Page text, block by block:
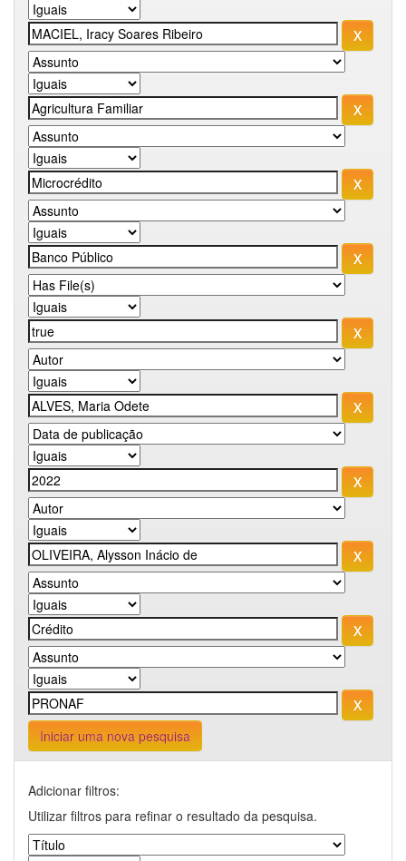
Iniciar uma nova pesquisa
Adicionar filtros:
Utilizar filtros para refinar o resultado da pesquisa.